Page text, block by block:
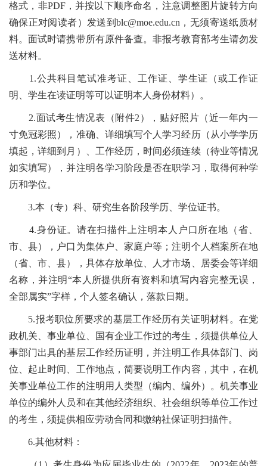
格式，非PDF，并按以下顺序命名，注意调整图片旋转方向
确保正对阅读者）发送到blc@moe.edu.cn，无须寄送纸质材
料。面试时请携带所有原件备查。非报考教育部考生请勿发
送材料。
1.公共科目笔试准考证、工作证、学生证（或工作证
明、学生在读证明等可以证明本人身份材料）。
2.面试考生情况表（附件2），贴好照片（近一年内一
寸免冠彩照），准确、详细填写个人学习经历（从小学学历
填起，详细到月）、工作经历，时间必须连续（待业等情况
如实填写），并注明各学习阶段是否在职学习，取得何种学
历和学位。
3.本（专）科、研究生各阶段学历、学位证书。
4.身份证。请在扫描件上注明本人户口所在地（省、
市、县），户口为集体户、家庭户等；注明个人档案所在地
（省、市、县），具体存放单位、人才市场、居委会等详细
名称，并注明“本人所提供所有资料和填写内容完整无误，
全部属实”字样，个人签名确认，落款日期。
5.报考职位所要求的基层工作经历有关证明材料。在党
政机关、事业单位、国有企业工作过的考生，须提供单位人
事部门出具的基层工作经历证明，并注明工作具体部门、岗
位、起止时间、工作地点，简要说明工作内容，其中，在机
关事业单位工作的注明用人类型（编内、编外）。机关事业
单位的编外人员和在其他经济组织、社会组织等单位工作过
的考生，须提供相应劳动合同和缴纳社保证明扫描件。
6.其他材料：